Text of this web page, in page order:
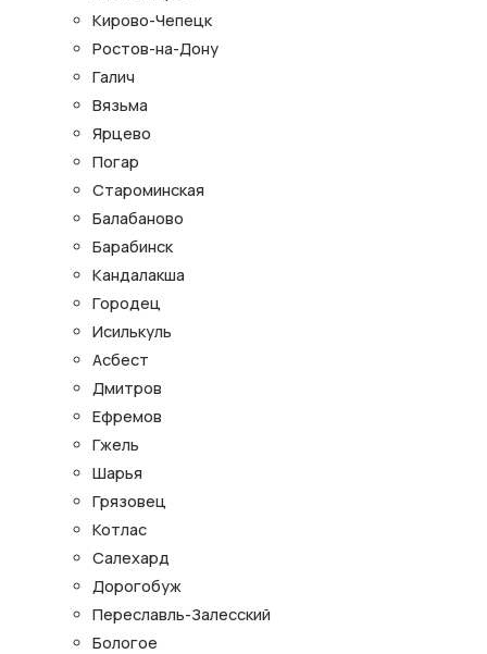
Кирово-Чепецк
Ростов-на-Дону
Галич
Вязьма
Ярцево
Погар
Староминская
Балабаново
Барабинск
Кандалакша
Городец
Исилькуль
Асбест
Дмитров
Ефремов
Гжель
Шарья
Грязовец
Котлас
Салехард
Дорогобуж
Переславль-Залесский
Бологое